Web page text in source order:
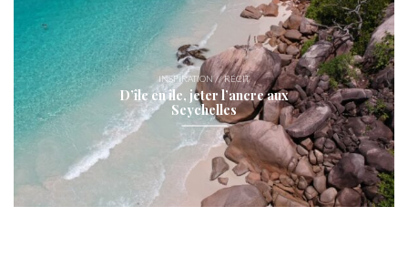
INSPIRATION // RÉCIT
D’île en île, jeter l’ancre aux
Seychelles